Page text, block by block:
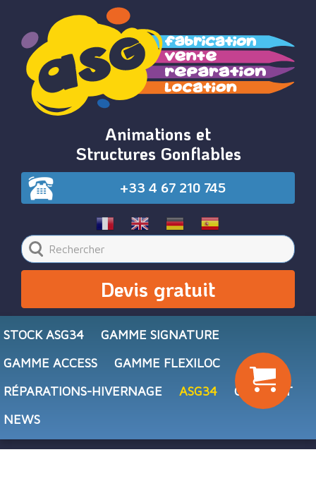
Animations et
Structures Gonflables
+33 4 67 210 745
Devis gratuit
STOCK ASG34
GAMME SIGNATURE
GAMME ACCESS
GAMME FLEXILOC
RÉPARATIONS-HIVERNAGE
ASG34
CONTACT
NEWS